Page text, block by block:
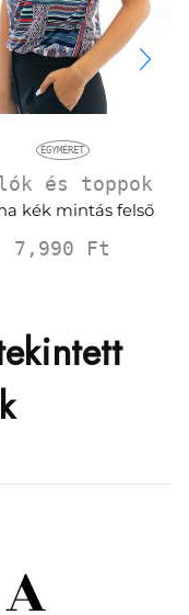
EGYMÉRET
és toppok
kék mintás felső
7,990 Ft